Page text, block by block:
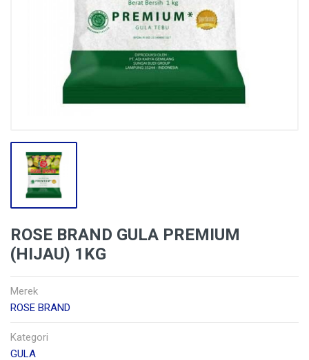
ROSE BRAND GULA PREMIUM
(HIJAU) 1KG
Merek
ROSE BRAND
Kategori
GULA